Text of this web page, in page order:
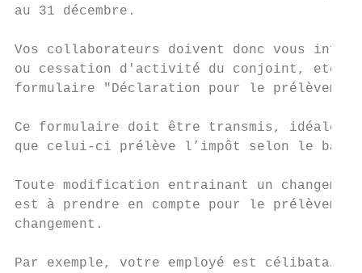
au 31 décembre.
Vos collaborateurs doivent donc vous
ou cessation d'activité du conjoint, etc.
formulaire "Déclaration pour le
Ce formulaire doit être transmis,
que celui-ci prélève l’impôt selon le
Toute modification entrainant un
est à prendre en compte pour le
changement.
Par exemple, votre employé est